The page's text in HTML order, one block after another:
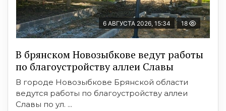
6 АВГУСТА 2026, 15:34 18
В брянском Новозыбкове ведут работы
по благоустройству аллеи Славы
В городе Новозыбкове Брянской области
ведутся работы по благоустройству аллеи
Славы по ул. ...